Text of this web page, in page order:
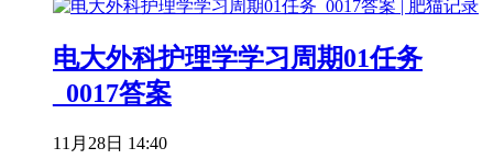
电大外科护理学学习周期01任务
_0017答案
11月28日 14:40